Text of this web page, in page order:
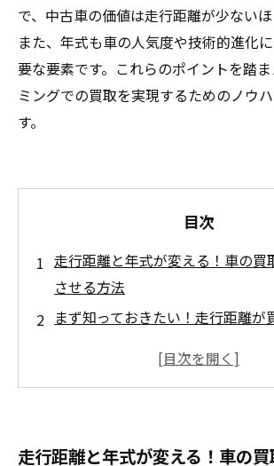
で、中古車の価値は走行距離が少ないほ
また、年式も車の人気度や技術的進化
要な要素です。これらのポイントを踏
ミングでの買取を実現するためのノウ
す。
目次
走行距離と年式が変える！車の買
させる方法
まず知っておきたい！走行距離が
年式がもたらすトレンド！中古車
る最適なタイミング
走行距離と年式が変える！車の